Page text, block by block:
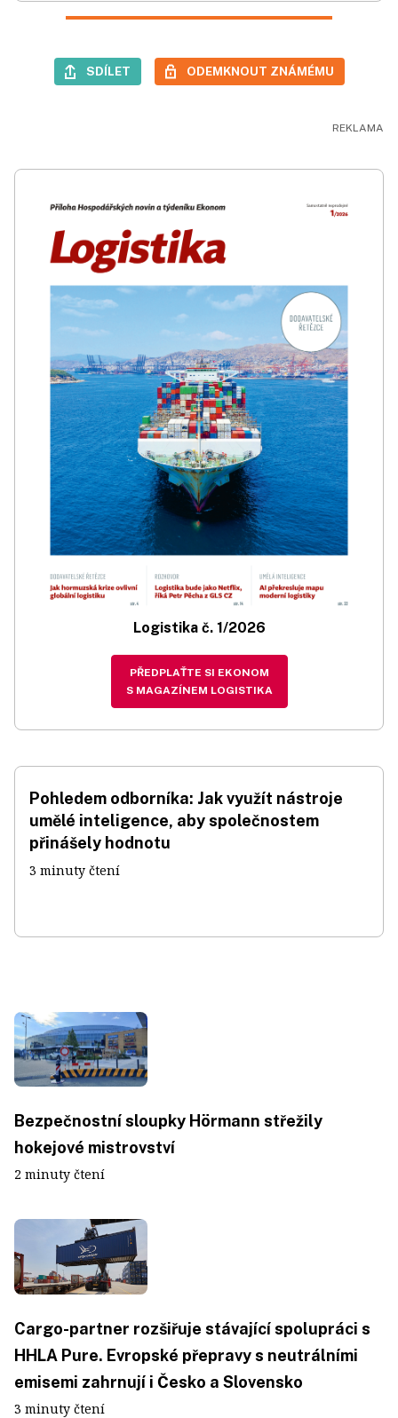
SDÍLET ODEMKNOUT ZNÁMÉMU
Logistika č. 1/2026
PŘEDPLAŤTE SI EKONOM
S MAGAZÍNEM LOGISTIKA
Pohledem odborníka: Jak využít nástroje
umělé inteligence, aby společnostem
přinášely hodnotu
3 minuty čtení
Bezpečnostní sloupky Hörmann střežily
hokejové mistrovství
2 minuty čtení
Cargo-partner rozšiřuje stávající spolupráci s
HHLA Pure. Evropské přepravy s neutrálními
emisemi zahrnují i Česko a Slovensko
3 minuty čtení